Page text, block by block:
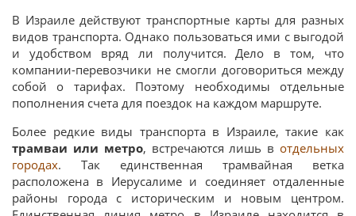
В Израиле действуют транспортные карты для разных
видов транспорта. Однако пользоваться ими с выгодой
и удобством вряд ли получится. Дело в том, что
компании-перевозчики не смогли договориться между
собой о тарифах. Поэтому необходимы отдельные
пополнения счета для поездок на каждом маршруте.
Более редкие виды транспорта в Израиле, такие как
трамваи или метро, встречаются лишь вотдельных
городах. Так единственная трамвайная ветка
расположена в Иерусалиме и соединяет отдаленные
районы города с историческим и новым центром.